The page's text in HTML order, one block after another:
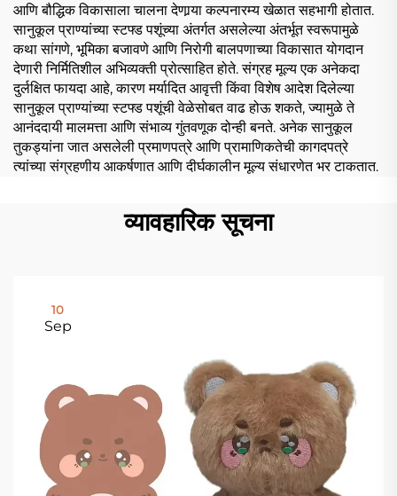
आणि बौद्धिक विकासाला चालना देणार्‍या कल्पनारम्य खेळात सहभागी होतात.
सानुकूल प्राण्यांच्या स्टफ्ड पशूंच्या अंतर्गत असलेल्या अंतर्भूत स्वरूपामुळे
कथा सांगणे, भूमिका बजावणे आणि निरोगी बालपणाच्या विकासात योगदान
देणारी निर्मितिशील अभिव्यक्ती प्रोत्साहित होते. संग्रह मूल्य एक अनेकदा
दुर्लक्षित फायदा आहे, कारण मर्यादित आवृत्ती किंवा विशेष आदेश दिलेल्या
सानुकूल प्राण्यांच्या स्टफ्ड पशूंची वेळेसोबत वाढ होऊ शकते, ज्यामुळे ते
आनंददायी मालमत्ता आणि संभाव्य गुंतवणूक दोन्ही बनते. अनेक सानुकूल
तुकड्यांना जात असलेली प्रमाणपत्रे आणि प्रामाणिकतेची कागदपत्रे
त्यांच्या संग्रहणीय आकर्षणात आणि दीर्घकालीन मूल्य संधारणेत भर टाकतात.
व्यावहारिक सूचना
10
Sep